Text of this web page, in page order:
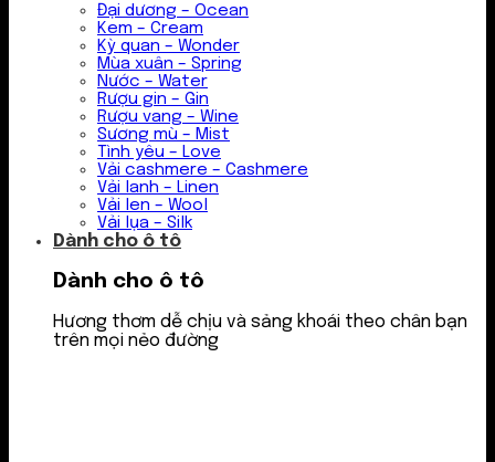
Đại dương – Ocean
Kem – Cream
Kỳ quan – Wonder
Mùa xuân – Spring
Nước – Water
Rượu gin – Gin
Rượu vang – Wine
Sương mù – Mist
Tình yêu – Love
Vải cashmere – Cashmere
Vải lanh – Linen
Vải len – Wool
Vải lụa – Silk
Dành cho ô tô
Dành cho ô tô
Hương thơm dễ chịu và sảng khoái theo chân bạn
trên mọi nẻo đường